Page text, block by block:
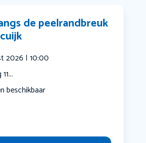
de peelrandbreuk
2026 | 10:00
beschikbaar